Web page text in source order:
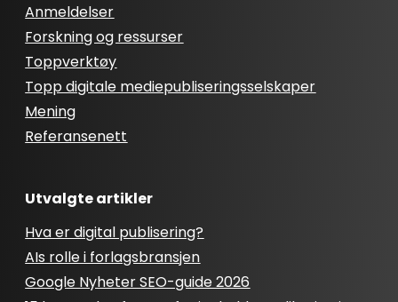
Anmeldelser
Forskning og ressurser
Toppverktøy
Topp digitale mediepubliseringsselskaper
Mening
Referansenett
Utvalgte artikler
Hva er digital publisering?
AIs rolle i forlagsbransjen
Google Nyheter SEO-guide 2026